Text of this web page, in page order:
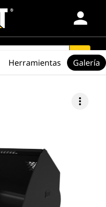
person
search
more_vert
Herramientas Galería